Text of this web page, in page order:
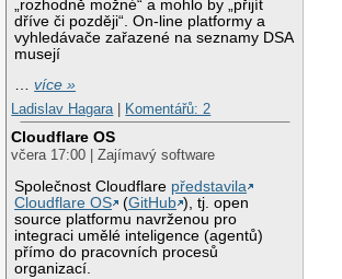
„rozhodně možné“ a mohlo by „přijít
dříve či později“. On-line platformy a
vyhledávače zařazené na seznamy DSA
musejí
…více »
Ladislav Hagara
Komentářů: 2
Cloudflare OS
včera 17:00 | Zajímavý software
Společnost Cloudflare představila
Cloudflare OS
(GitHub ), tj. open
source platformu navrženou pro
integraci umělé inteligence (agentů)
přímo do pracovních procesů
organizací.